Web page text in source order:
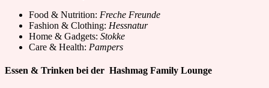
Food & Nutrition: Freche Freunde
Fashion & Clothing: Hessnatur
Home & Gadgets: Stokke
Care & Health: Pampers
Essen & Trinken bei der Hashmag Family Lounge